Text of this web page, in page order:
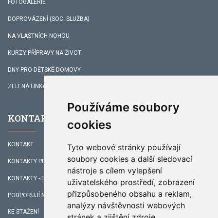
Používáme soubory
cookies
Tyto webové stránky používají
soubory cookies a další sledovací
nástroje s cílem vylepšení
uživatelského prostředí, zobrazení
přizpůsobeného obsahu a reklam,
analýzy návštěvnosti webových
FOTOGALERIE
DOPROVÁZENÍ (SOC. SLUŽBA)
NA VLASTNÍCH NOHOU
KURZY PŘÍPRAVY NA ŽIVOT
DNY PRO DĚTSKÉ DOMOVY
ZELENÁ LINKA
KONTAKTY
KONTAKT
KONTAKTY PRACOVNÍKŮ
KONTAKTY - DOPROVÁZENÍ
PODPORUJÍ NÁS
KE STAŽENÍ